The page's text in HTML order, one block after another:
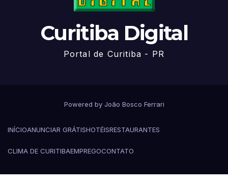
Curitiba Digital
Portal de Curitiba - PR
Powered by João Bosco Ferrari
INÍCIOANUNCIAR GRÁTISHOTÉISRESTAURANTES
CLIMA DE CURITIBAEMPREGOCONTATO